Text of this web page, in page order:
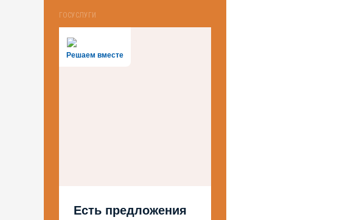
ГОСУСЛУГИ
Решаем вместе
Есть предложения